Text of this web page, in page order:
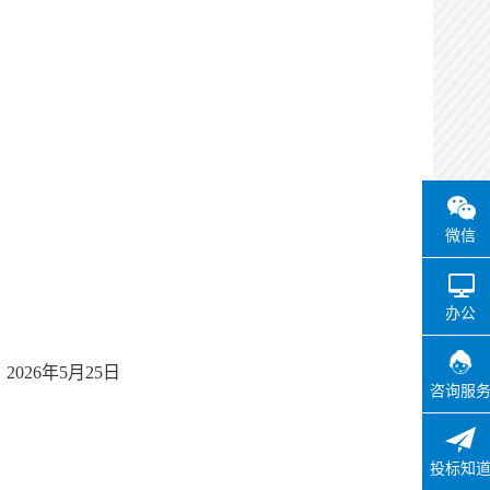
微信
办公
咨询服务
投标知道
2026年5月 25 日